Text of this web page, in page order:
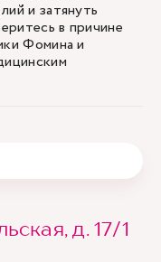
и затянуть
в причине
Фомина и
д. 17/1